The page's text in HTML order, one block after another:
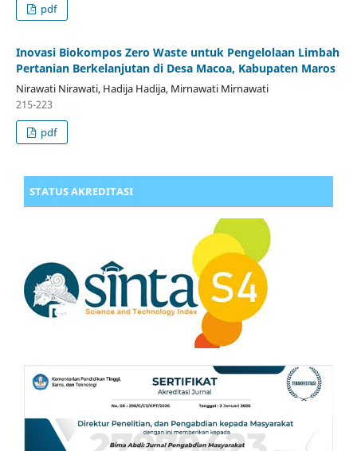
pdf
Inovasi Biokompos Zero Waste untuk Pengelolaan Limbah
Pertanian Berkelanjutan di Desa Macoa, Kabupaten Maros
Nirawati Nirawati, Hadija Hadija, Mirnawati Mirnawati
215-223
pdf
STATUS AKREDITASI